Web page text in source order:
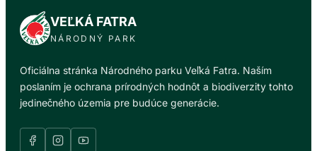
VEĽKÁ FATRA
NÁRODNÝ PARK
Oficiálna stránka Národného parku Veľká Fatra. Naším
poslaním je ochrana prírodných hodnôt a biodiverzity tohto
jedinečného územia pre budúce generácie.